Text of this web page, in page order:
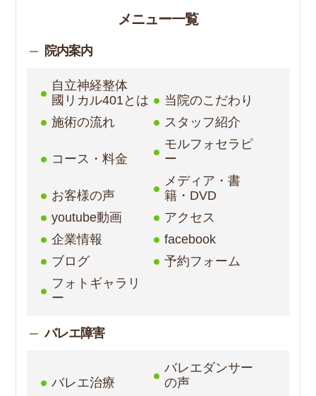
メニュー一覧
院内案内
自立神経整体
國リカル401とは
当院のこだわり
施術の流れ
スタッフ紹介
コース・料金
モルフォセラピ
ー
お客様の声
メディア・書
籍・DVD
youtube動画
アクセス
企業情報
facebook
ブログ
予約フォーム
フォトギャラリ
ー
バレエ障害
バレエ治療
バレエダンサー
の声